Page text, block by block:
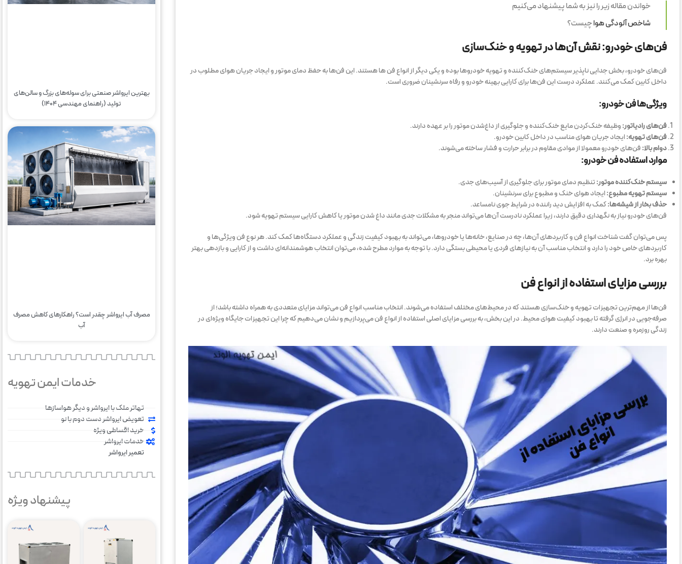
خواندن مقاله زیر را نیز به شما پیشنهاد می‌کنیم
شاخص آلودگی هواچیست؟
فن‌های خودرو: نقش آن‌ها در تهویه و خنک‌سازی
فن‌های خودرو، بخش جدایی ناپذیر سیستم‌های خنک‌کننده و تهویه خودروها بوده و یکی دیگر از انواع فن ها هستند. این فن‌ها به حفظ دمای موتور و ایجاد جریان هوای مطلوب در
داخل کابین کمک می‌کنند. عملکرد درست این فن‌ها برای کارایی بهینه خودرو و رفاه سرنشینان ضروری است.
ویژگی‌ها فن خودرو:
فن‌های رادیاتور:وظیفه خنک‌کردن مایع خنک‌کننده و جلوگیری از داغ‌شدن موتور را بر عهده دارند.
فن‌های تهویه:ایجاد جریان هوای مناسب در داخل کابین خودرو.
دوام بالا:فن‌های خودرو معمولا از موادی مقاوم در برابر حرارت و فشار ساخته می‌شوند.
موارد استفاده فن خودرو:
سیستم خنک‌کننده موتور:تنظیم دمای موتور برای جلوگیری از آسیب‌های جدی.
سیستم تهویه مطبوع:ایجاد هوای خنک و مطبوع برای سرنشینان.
حذف بخار از شیشه‌ها:کمک به افزایش دید راننده در شرایط جوی نامساعد.
فن‌های خودرو نیاز به نگهداری دقیق دارند، زیرا عملکرد نادرست آن‌ها می‌تواند منجر به مشکلات جدی مانند داغ شدن موتور یا کاهش کارایی سیستم تهویه شود.
پس می‌توان گفت شناخت انواع فن و کاربردهای آن‌ها، چه در صنایع، خانه‌ها یا خودروها، می‌تواند به بهبود کیفیت زندگی و عملکرد دستگاه‌ها کمک کند. هر نوع فن ویژگی‌ها و
کاربردهای خاص خود را دارد و انتخاب مناسب آن به نیازهای فردی یا محیطی بستگی دارد. با توجه به موارد مطرح شده، می‌توان انتخاب هوشمندانه‌ای داشت و از کارایی و بازدهی بهتر
بهره برد.
بررسی مزایای استفاده از انواع فن
فن‌ها از مهم‌ترین تجهیزات تهویه و خنک‌سازی هستند که در محیط‌های مختلف استفاده می‌شوند. انتخاب مناسب انواع فن می‌تواند مزایای متعددی به همراه داشته باشد؛ از
صرفه‌جویی در انرژی گرفته تا بهبود کیفیت هوای محیط. در این بخش، به بررسی مزایای اصلی استفاده از انواع فن می‌پردازیم و نشان می‌دهیم که چرا این تجهیزات جایگاه ویژه‌ای در
زندگی روزمره و صنعت دارند.
بهترین ایرواشر صنعتی برای سوله‌های بزرگ و سالن‌های
تولید (راهنمای مهندسی ۱۴۰۴)
مصرف آب ایرواشر چقدر است؟ راهکارهای کاهش مصرف
آب
خدمات ایمن تهویه
تهاتر ملک با ایرواشر و دیگر هواسازها
تعویض ایرواشر دست دوم با نو
خرید اقساطی ویژه
خدمات ایرواشر
تعمیر ایرواشر
پیشنهاد ویژه